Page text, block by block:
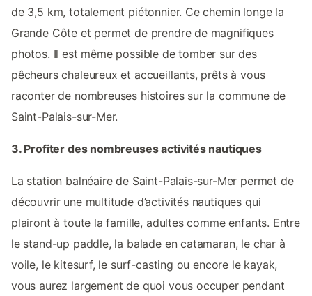
de 3,5 km, totalement piétonnier. Ce chemin longe la
Grande Côte et permet de prendre de magnifiques
photos. Il est même possible de tomber sur des
pêcheurs chaleureux et accueillants, prêts à vous
raconter de nombreuses histoires sur la commune de
Saint-Palais-sur-Mer.
3. Profiter des nombreuses activités nautiques
La station balnéaire de Saint-Palais-sur-Mer permet de
découvrir une multitude d’activités nautiques qui
plairont à toute la famille, adultes comme enfants. Entre
le stand-up paddle, la balade en catamaran, le char à
voile, le kitesurf, le surf-casting ou encore le kayak,
vous aurez largement de quoi vous occuper pendant